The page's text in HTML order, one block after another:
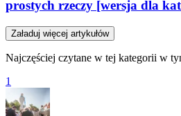
prostych rzeczy [wersja dla
Załaduj więcej artykułów
Najczęściej czytane w tej kategorii w
1